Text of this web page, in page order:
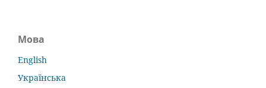
Мова
English
Українська